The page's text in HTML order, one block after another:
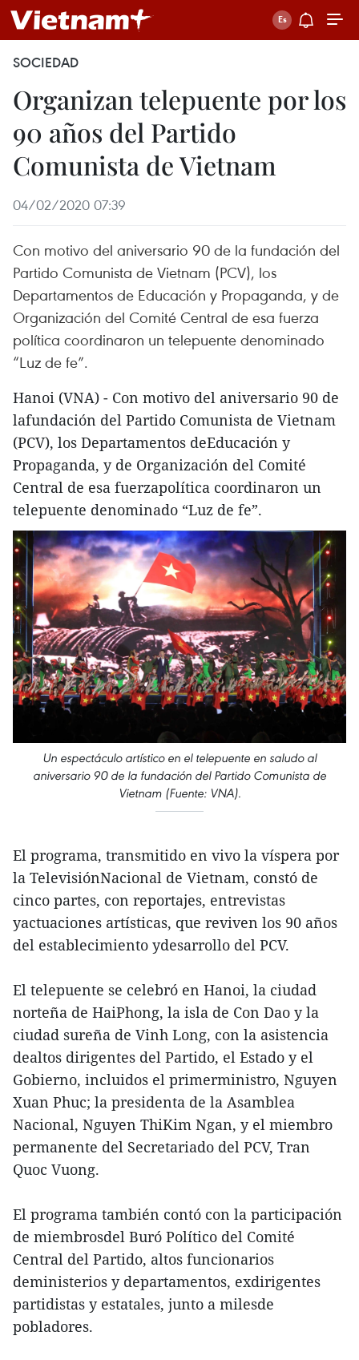
SOCIEDAD
Organizan telepuente por los
90 años del Partido
Comunista de Vietnam
04/02/2020 07:39
Con motivo del aniversario 90 de la fundación del
Partido Comunista de Vietnam (PCV), los
Departamentos de Educación y Propaganda, y de
Organización del Comité Central de esa fuerza
política coordinaron un telepuente denominado
“Luz de fe”.
Hanoi (VNA) - Con motivo del aniversario 90 de
lafundación del Partido Comunista de Vietnam
(PCV), los Departamentos deEducación y
Propaganda, y de Organización del Comité
Central de esa fuerzapolítica coordinaron un
telepuente denominado “Luz de fe”.
Un espectáculo artístico en el telepuente en saludo al
aniversario 90 de la fundación del Partido Comunista de
Vietnam (Fuente: VNA).
El programa, transmitido en vivo la víspera por
la TelevisiónNacional de Vietnam, constó de
cinco partes, con reportajes, entrevistas
yactuaciones artísticas, que reviven los 90 años
del establecimiento ydesarrollo del PCV.
El telepuente se celebró en Hanoi, la ciudad
norteña de HaiPhong, la isla de Con Dao y la
ciudad sureña de Vinh Long, con la asistencia
dealtos dirigentes del Partido, el Estado y el
Gobierno, incluidos el primerministro, Nguyen
Xuan Phuc; la presidenta de la Asamblea
Nacional, Nguyen ThiKim Ngan, y el miembro
permanente del Secretariado del PCV, Tran
Quoc Vuong.
El programa también contó con la participación
de miembrosdel Buró Político del Comité
Central del Partido, altos funcionarios
deministerios y departamentos, exdirigentes
partidistas y estatales, junto a milesde
pobladores.